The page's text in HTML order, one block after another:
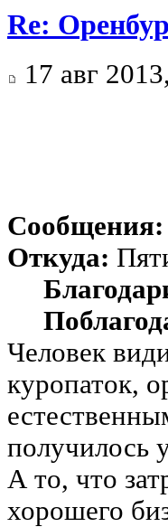
Re:
17 авг
Сообщения:
Откуда:
Человек
куропаток,
получилось
А то, что
хорошего